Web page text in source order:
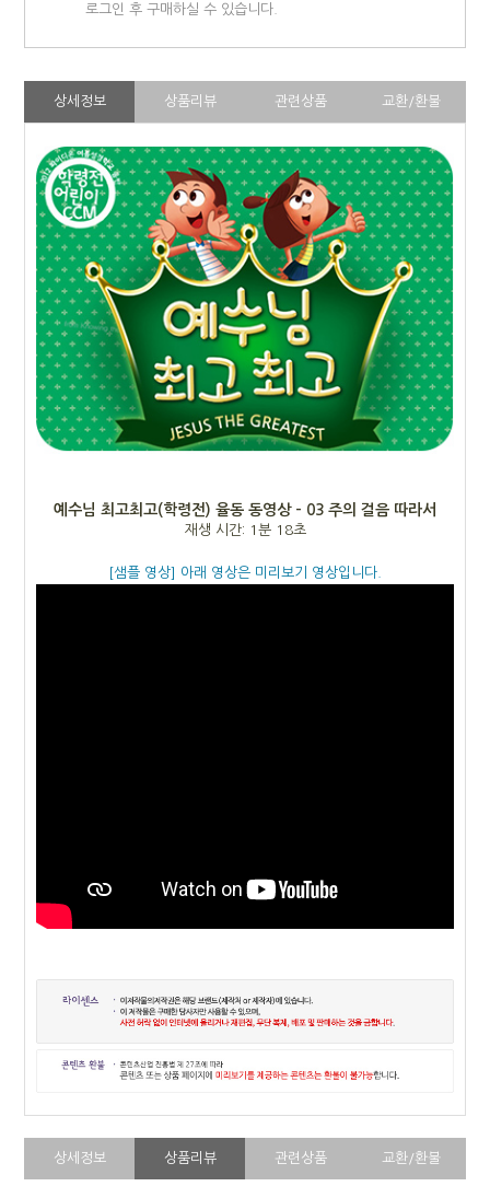
로그인 후 구매하실 수 있습니다.
상세정보 상품리뷰 관련상품 교환/환불
예수님 최고최고(학령전) 율동 동영상 - 03 주의 걸음 따라서
재생 시간: 1분 18초
[샘플 영상] 아래 영상은 미리보기 영상입니다.
상세정보 상품리뷰 관련상품 교환/환불